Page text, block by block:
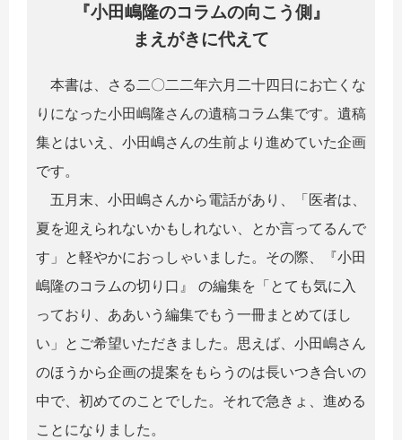
『小田嶋隆のコラムの向こう側』
まえがきに代えて
本書は、さる二〇二二年六月二十四日にお亡くな
りになった小田嶋隆さんの遺稿コラム集です。遺稿
集とはいえ、小田嶋さんの生前より進めていた企画
です。
五月末、小田嶋さんから電話があり、「医者は、
夏を迎えられないかもしれない、とか言ってるんで
す」と軽やかにおっしゃいました。その際、『小田
嶋隆のコラムの切り口』 の編集を「とても気に入
っており、ああいう編集でもう一冊まとめてほし
い」とご希望いただきました。思えば、小田嶋さん
のほうから企画の提案をもらうのは長いつき合いの
中で、初めてのことでした。それで急きょ、進める
ことになりました。